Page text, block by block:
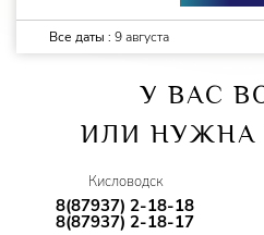
Все даты : 9 августа
У ВАС
ИЛИ НУЖНА
Кисловодск
8(87937) 2-18-18
8(87937) 2-18-17